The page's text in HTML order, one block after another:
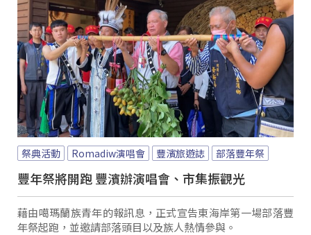
祭典活動 Romadiw演唱會 豐濱旅遊誌 部落豐年祭
豐年祭將開跑 豐濱辦演唱會、市集振觀光
藉由噶瑪蘭族青年的報訊息，正式宣告東海岸第一場部落豐
年祭起跑，並邀請部落頭目以及族人熱情參與。